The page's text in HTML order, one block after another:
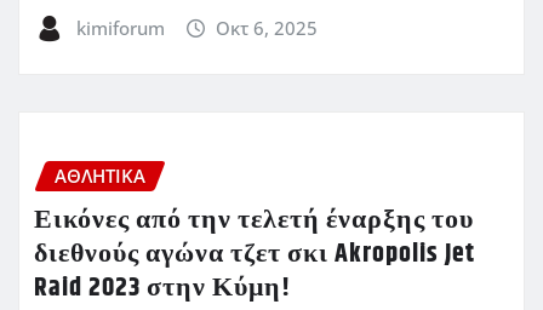
kimiforum Οκτ 6, 2025
ΑΘΛΗΤΙΚΑ
Εικόνες από την τελετή έναρξης του
διεθνούς αγώνα τζετ σκι Akropolis Jet
Raid 2023 στην Κύμη!